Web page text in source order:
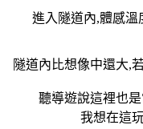
進入隧道內,體感溫
隧道內比想像中還大,
聽導遊說這裡也
我想在這